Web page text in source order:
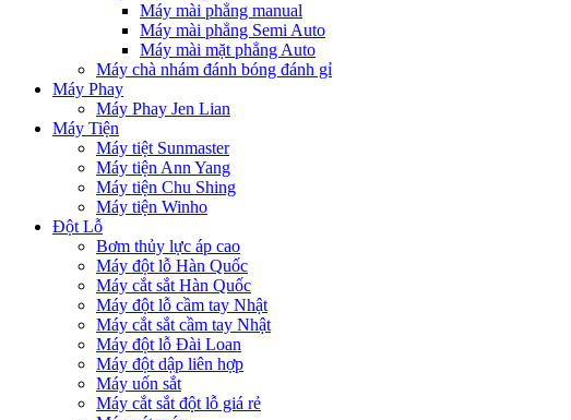
Máy mài phẳng manual
Máy mài phẳng Semi Auto
Máy mài mặt phẳng Auto
Máy chà nhám đánh bóng đánh gỉ
Máy Phay
Máy Phay Jen Lian
Máy Tiện
Máy tiệt Sunmaster
Máy tiện Ann Yang
Máy tiện Chu Shing
Máy tiện Winho
Đột Lỗ
Bơm thủy lực áp cao
Máy đột lỗ Hàn Quốc
Máy cắt sắt Hàn Quốc
Máy đột lỗ cầm tay Nhật
Máy cắt sắt cầm tay Nhật
Máy đột lỗ Đài Loan
Máy đột dập liên hợp
Máy uốn sắt
Máy cắt sắt đột lỗ giá rẻ